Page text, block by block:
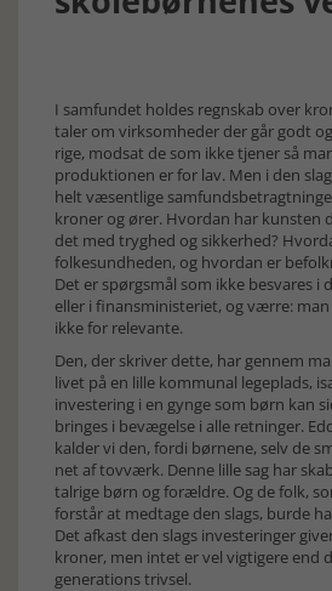
I samfundet holdes regnskab over
taler om virksomheder der går godt
rige, modsat de som ikke tjener så
produktionen er for lav. Men i den
helt væsentlige
kroner og ører. Hvordan har kunsten
det med tryghed og sikkerhed?
folkesundheden, og hvordan er
Det er spørgsmål som ikke besvares i
eller i finansministeriet, og værre:
ikke for relevante.
Den, der skriver dette, har gennem
livet på en lille kommunal legeplads,
investering i en gynge som børn kan
bringes i bevægelse i alle retninger.
kalder vi den, fordi børnene, selv de
net af tovværk. Denne lille sag har
talrige børn og forældre. Og de folk,
forstår at medtage den slags, burde
Det afkast den slags investeringer
kroner, men intet er vel vigtigere end
generations trivsel.